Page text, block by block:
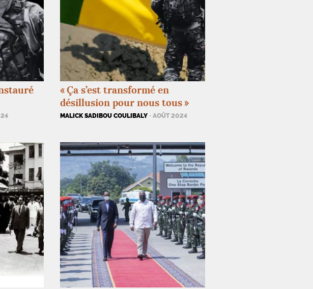
«Ça s’est transformé en
désillusion pour nous tous »
MALICK SADIBOU COULIBALY · AOÛT 2024